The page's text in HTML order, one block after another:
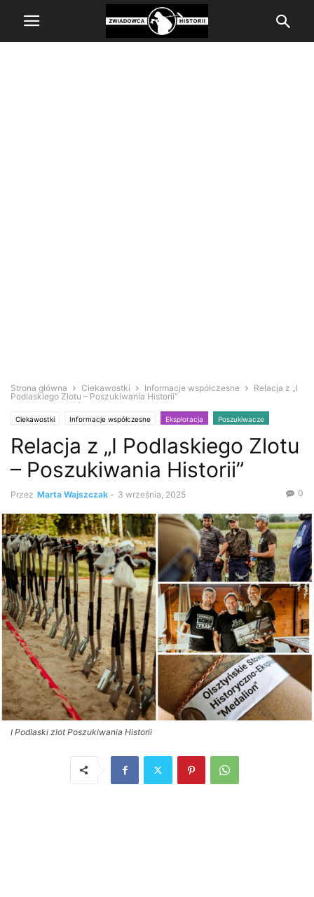
Strona główna Ciekawostki Informacje współczesne
Relacja z „I
Podlaskiego Zlotu – Poszukiwania Historii”
Ciekawostki Informacje współczesne Eksploracja Poszukiwacze
Wykrywacz metali
Relacja z „I Podlaskiego Zlotu
– Poszukiwania Historii”
Przez Marta Wajszczak - 3 września, 2025 0
I Podlaski zlot Poszukiwania Historii